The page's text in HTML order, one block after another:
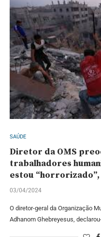
SAÚDE
Diretor da OMS
trabalhadores
estou
03/04/2024
O diretor-geral da Organização
Adhanom Ghebreyesus,